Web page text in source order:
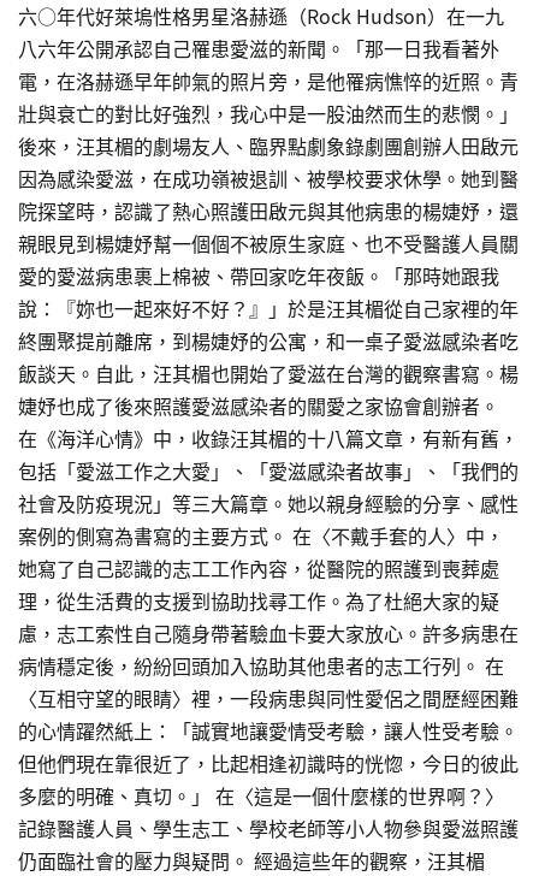
六○年代好萊塢性格男星洛赫遜（Rock Hudson）在一九
八六年公開承認自己罹患愛滋的新聞。「那一日我看著外
電，在洛赫遜早年帥氣的照片旁，是他罹病憔悴的近照。青
壯與衰亡的對比好強烈，我心中是一股油然而生的悲憫。」
後來，汪其楣的劇場友人、臨界點劇象錄劇團創辦人田啟元
因為感染愛滋，在成功嶺被退訓、被學校要求休學。她到醫
院探望時，認識了熱心照護田啟元與其他病患的楊婕妤，還
親眼見到楊婕妤幫一個個不被原生家庭、也不受醫護人員關
愛的愛滋病患裹上棉被、帶回家吃年夜飯。「那時她跟我
說：『妳也一起來好不好？』」於是汪其楣從自己家裡的年
終團聚提前離席，到楊婕妤的公寓，和一桌子愛滋感染者吃
飯談天。自此，汪其楣也開始了愛滋在台灣的觀察書寫。楊
婕妤也成了後來照護愛滋感染者的關愛之家協會創辦者。
在《海洋心情》中，收錄汪其楣的十八篇文章，有新有舊，
包括「愛滋工作之大愛」、「愛滋感染者故事」、「我們的
社會及防疫現況」等三大篇章。她以親身經驗的分享、感性
案例的側寫為書寫的主要方式。 在〈不戴手套的人〉中，
她寫了自己認識的志工工作內容，從醫院的照護到喪葬處
理，從生活費的支援到協助找尋工作。為了杜絕大家的疑
慮，志工索性自己隨身帶著驗血卡要大家放心。許多病患在
病情穩定後，紛紛回頭加入協助其他患者的志工行列。 在
〈互相守望的眼睛〉裡，一段病患與同性愛侶之間歷經困難
的心情躍然紙上：「誠實地讓愛情受考驗，讓人性受考驗。
但他們現在靠很近了，比起相逢初識時的恍惚，今日的彼此
多麼的明確、真切。」 在〈這是一個什麼樣的世界啊？〉
記錄醫護人員、學生志工、學校老師等小人物參與愛滋照護
仍面臨社會的壓力與疑問。 經過這些年的觀察，汪其楣